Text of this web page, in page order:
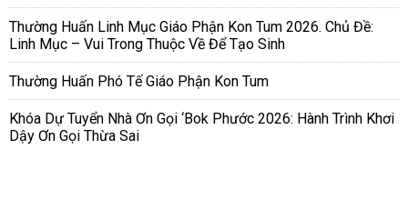
Thường Huấn Linh Mục Giáo Phận Kon Tum 2026. Chủ Đề:
Linh Mục – Vui Trong Thuộc Về Để Tạo Sinh
Thường Huấn Phó Tế Giáo Phận Kon Tum
Khóa Dự Tuyển Nhà Ơn Gọi ‘Bok Phước 2026: Hành Trình Khơi
Dậy Ơn Gọi Thừa Sai